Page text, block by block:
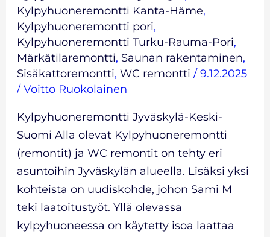
Kylpyhuoneremontti Kanta-Häme,
Kylpyhuoneremontti pori,
Kylpyhuoneremontti Turku-Rauma-Pori,
Märkätilaremontti, Saunan rakentaminen,
Sisäkattoremontti, WC remontti / 9.12.2025
/ Voitto Ruokolainen
Kylpyhuoneremontti Jyväskylä-Keski-
Suomi Alla olevat Kylpyhuoneremontti
(remontit) ja WC remontit on tehty eri
asuntoihin Jyväskylän alueella. Lisäksi yksi
kohteista on uudiskohde, johon Sami M
teki laatoitustyöt. Yllä olevassa
kylpyhuoneessa on käytetty isoa laattaa